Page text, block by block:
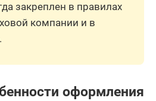
закреплен в правилах
компании и в
оформления